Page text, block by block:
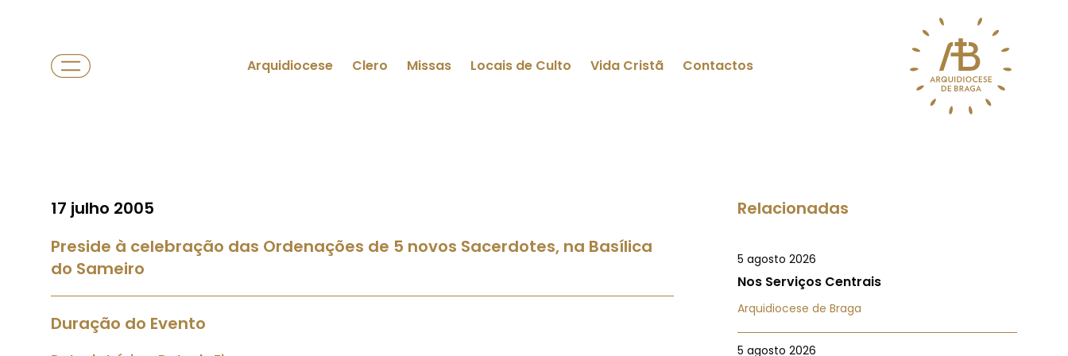
Arquidiocese Clero Missas Locais de Culto Vida Cristã Contactos
17 julho 2005
Preside à celebração das Ordenações de 5 novos Sacerdotes, na Basílica
do Sameiro
Duração do Evento
Relacionadas
5 agosto 2026
Nos Serviços Centrais
Arquidiocese de Braga
5 agosto 2026